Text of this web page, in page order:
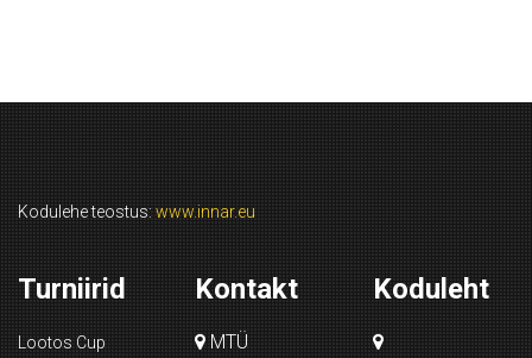
Kodulehe teostus: www.innar.eu
Turniirid
Lootos Cup
Kontakt
MTÜ
Koduleht